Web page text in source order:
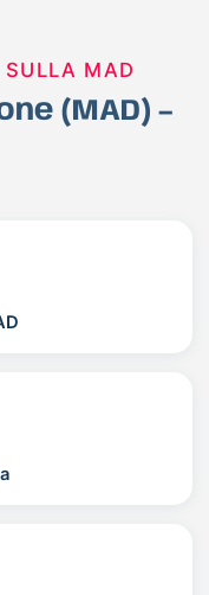
SULLA MAD
(MAD) –